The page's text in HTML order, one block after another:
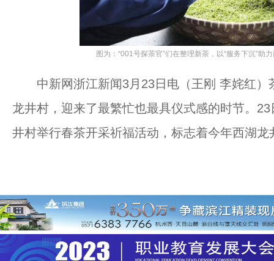
图为：“001号探茶官”们在整理新茶，以“服务下沉”助
中新网浙江新闻3月23日电（王刚 李姹红）
龙井村，迎来了最繁忙也最具仪式感的时节。
井村举行春茶开采祈福活动，标志着今年西湖